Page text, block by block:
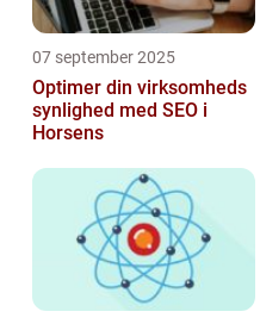
07 september 2025
Optimer din virksomheds
synlighed med SEO i
Horsens